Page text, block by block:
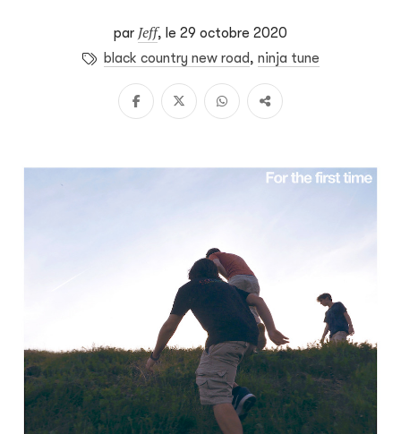
par Jeff, le 29 octobre 2020
black country new road, ninja tune